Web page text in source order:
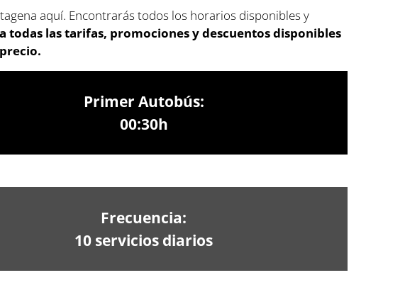
aquí. Encontrarás todos los horarios disponibles y
todas las tarifas, promociones y descuentos disponibles
Primer Autobús:
00:30h
Frecuencia:
10 servicios diarios